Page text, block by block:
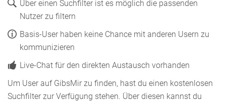
Über einen Suchfilter ist es möglich die passenden
Nutzer zu filtern
Basis-User haben keine Chance mit anderen Usern zu
kommunizieren
Live-Chat für den direkten Austausch vorhanden
Um User auf GibsMir zu finden, hast du einen kostenlosen
Suchfilter zur Verfügung stehen. Über diesen kannst du